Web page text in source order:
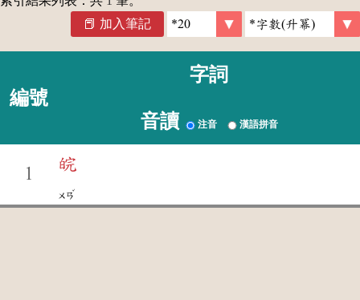
加入筆記
編號
字詞
音讀 注音 漢語拼音
1
皖
ㄨㄢ
ˇ